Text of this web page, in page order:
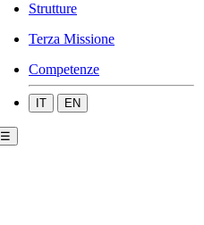
Strutture
Terza Missione
Competenze
IT EN
☰